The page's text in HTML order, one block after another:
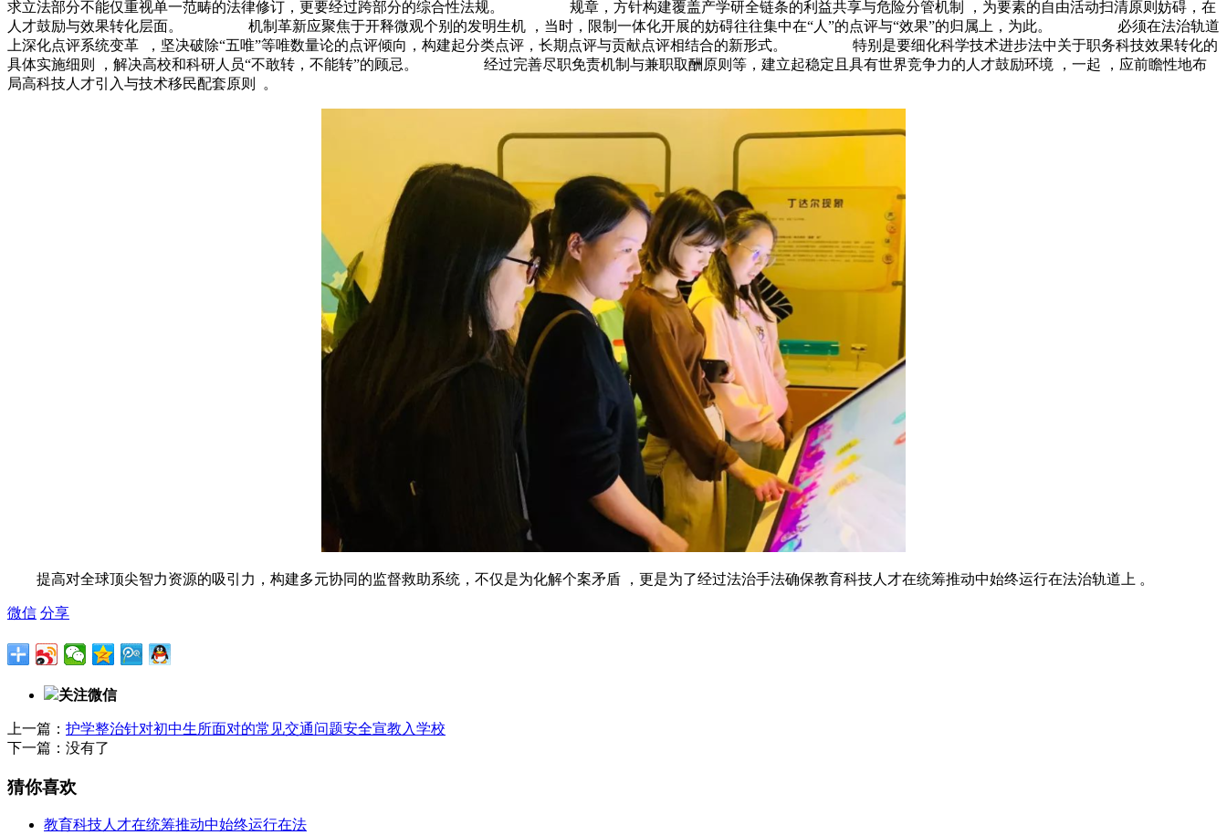
求立法部分不能仅重视单一范畴的法律修订，更要经过跨部分的综合性法规。 规章，方针构建覆盖产学研全链条的利益共享与危险分管机制 ，为要素的自由活动扫清原则妨碍，在
人才鼓励与效果转化层面。 机制革新应聚焦于开释微观个别的发明生机 ，当时，限制一体化开展的妨碍往往集中在“人”的点评与“效果”的归属上，为此。 必须在法治轨道
上深化点评系统变革  ，坚决破除“五唯”等唯数量论的点评倾向，构建起分类点评，长期点评与贡献点评相结合的新形式。 特别是要细化科学技术进步法中关于职务科技效果转化的
具体实施细则 ，解决高校和科研人员“不敢转，不能转”的顾忌。 经过完善尽职免责机制与兼职取酬原则等，建立起稳定且具有世界竞争力的人才鼓励环境 ，一起 ，应前瞻性地布
局高科技人才引入与技术移民配套原则  。
提高对全球顶尖智力资源的吸引力，构建多元协同的监督救助系统，不仅是为化解个案矛盾 ，更是为了经过法治手法确保教育科技人才在统筹推动中始终运行在法治轨道上 。
微信 分享
关注微信
上一篇： 护学整治针对初中生所面对的常见交通问题安全宣教入学校
下一篇：没有了
猜你喜欢
教育科技人才在统筹推动中始终运行在法